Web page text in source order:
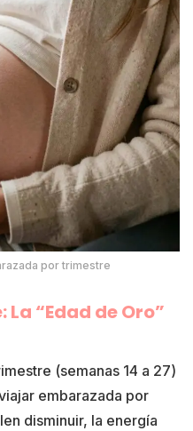
por trimestre
“Edad de Oro”
(semanas 14 a 27)
embarazada por
disminuir, la energía